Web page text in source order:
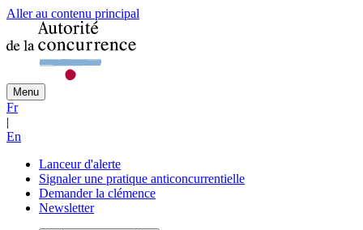
Aller au contenu principal
Menu
Fr
|
En
Lanceur d'alerte
Signaler une pratique anticoncurrentielle
Demander la clémence
Newsletter